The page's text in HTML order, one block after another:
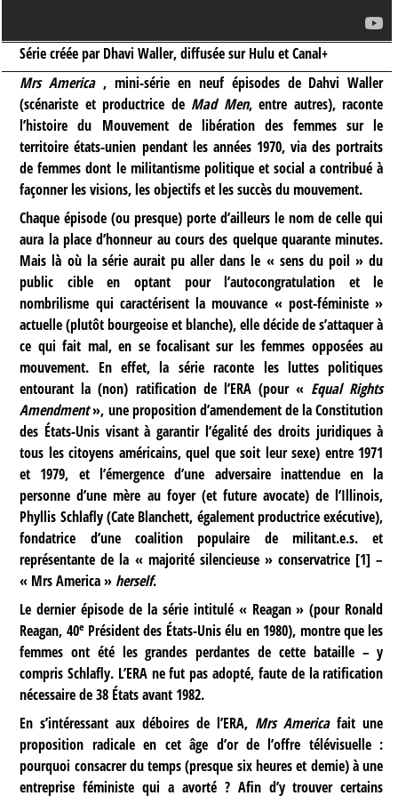
Série créée par Dhavi Waller, diffusée sur Hulu et Canal+
Mrs America , mini-série en neuf épisodes de Dahvi Waller
(scénariste et productrice de Mad Men, entre autres),raconte
l’histoire du Mouvement de libération des femmes sur le
territoire états-unien pendant les années 1970, via des portraits
de femmes dont le militantisme politique et social a contribué à
façonner les visions, les objectifs et les succès du mouvement.
Chaque épisode (ou presque) porte d’ailleurs le nom de celle qui
aura la place d’honneur au cours des quelque quarante minutes.
Mais là où la série aurait pu aller dans le « sens du poil » du
public cible en optant pour l’autocongratulation et le
nombrilisme qui caractérisent la mouvance « post-féministe »
actuelle (plutôt bourgeoise et blanche), elle décide de s’attaquer à
ce qui fait mal, en se focalisant sur les femmes opposées au
mouvement. En effet, la série raconte les luttes politiques
entourant la (non) ratification de l’ERA (pour « Equal Rights
Amendment», une proposition d’amendement de la Constitution
des États-Unis visant à garantir l’égalité des droits juridiques à
tous les citoyens américains, quel que soit leur sexe) entre 1971
et 1979, et l’émergence d’une adversaire inattendue en la
personne d’une mère au foyer (et future avocate) de l’Illinois,
Phyllis Schlafly (Cate Blanchett, également productrice exécutive),
fondatrice d’une coalition populaire de militant.e.s. et
représentante de la « majorité silencieuse » conservatrice [1] –
« Mrs America » herself.
Le dernier épisode de la série intitulé « Reagan » (pour Ronald
Reagan, 40ePrésident des États-Unis élu en 1980), montre que les
femmes ont été les grandes perdantes de cette bataille – y
compris Schlafly. L’ERA ne fut pas adopté, faute de la ratification
nécessaire de 38 États avant 1982.
En s’intéressant aux déboires de l’ERA, Mrs Americafait une
proposition radicale en cet âge d’or de l’offre télévisuelle :
pourquoi consacrer du temps (presque six heures et demie) à une
entreprise féministe qui a avorté ? Afin d’y trouver certains